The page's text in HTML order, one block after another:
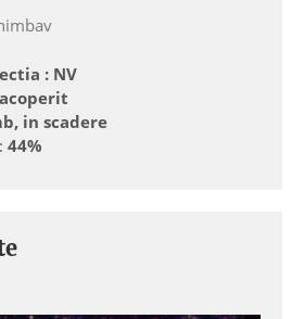
: NV
in scadere
44%